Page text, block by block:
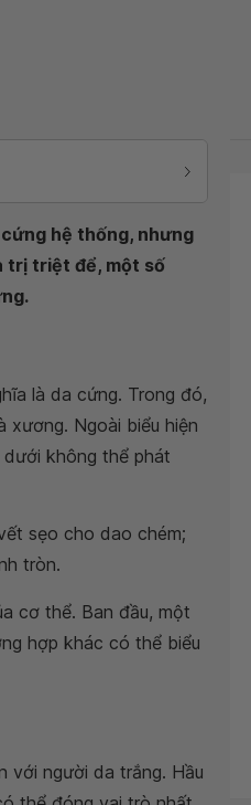
hệ thống, nhưng
trị triệt để, một số
là da cứng. Trong đó,
Ngoài biểu hiện
không thể phát
sẹo cho dao chém;
tròn.
cơ thể. Ban đầu, một
hợp khác có thể biểu
với người da trắng. Hầu